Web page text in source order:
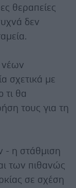
θεραπείες
δεν
νέων
σχετικά με
τι θα
τους για τη
- η στάθμιση
των πιθανώς
σε σχέση